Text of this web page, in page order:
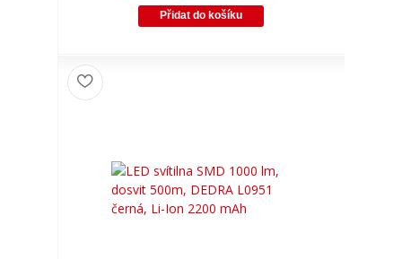
Přidat do košíku